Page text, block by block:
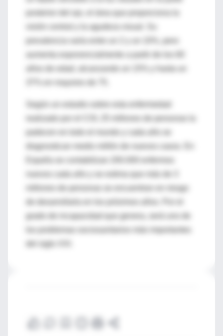
visión central y la agudeza visual. Su
37% en mayores de 75.
Según un estudio sobre esta enfermedad
diagnostican medio millón de nuevos casos. En
España se contabilizan 200.000 enfermos
millones de personas se encuentran en riesgo
grado de incapacidad que genera, será uno de
los problemas sociosanitarios más importantes
del siglo XXI.